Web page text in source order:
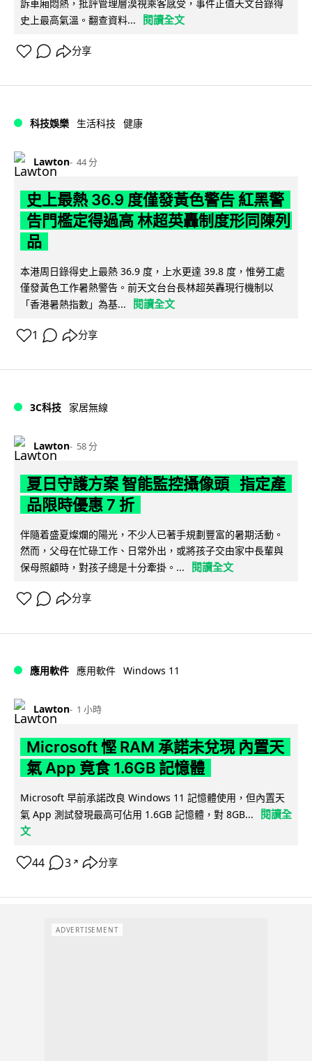
訴車廂悶熱，批評管理層漠視乘客感受，事件正值天文台錄得
史上最高氣溫。翻查資料...
閱讀全文
分享
科技娛樂 生活科技 健康
Lawton 44 分
史上最熱 36.9 度僅發黃色警告 紅黑警
告門檻定得過高 林超英轟制度形同陳列
品
本港周日錄得史上最熱 36.9 度，上水更達 39.8 度，惟勞工處
僅發黃色工作暑熱警告。前天文台台長林超英轟現行機制以
「香港暑熱指數」為基...
閱讀全文
1 分享
3C科技 家居無線
Lawton 58 分
夏日守護方案 智能監控攝像頭 指定產
品限時優惠 7 折
伴隨着盛夏燦爛的陽光，不少人已著手規劃豐富的暑期活動。
然而，父母在忙碌工作、日常外出，或將孩子交由家中長輩與
保母照顧時，對孩子總是十分牽掛。...
閱讀全文
分享
應用軟件 應用軟件 Windows 11
Lawton 1 小時
Microsoft 慳 RAM 承諾未兌現 內置天
氣 App 竟食 1.6GB 記憶體
Microsoft 早前承諾改良 Windows 11 記憶體使用，但內置天
氣 App 測試發現最高可佔用 1.6GB 記憶體，對 8GB...
閱讀全
文
44 3 ↗ 分享
ADVERTISEMENT